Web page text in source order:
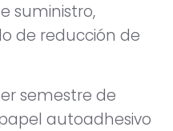
suministro,
de reducción de
semestre de
autoadhesivo